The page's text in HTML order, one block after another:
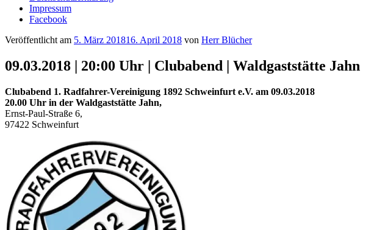
Impressum
Facebook
Veröffentlicht am 5. März 201816. April 2018 von Herr Blücher
09.03.2018 | 20:00 Uhr | Clubabend | Waldgaststätte Jahn
Clubabend 1. Radfahrer-Vereinigung 1892 Schweinfurt e.V. am 09.03.2018
20.00 Uhr in der Waldgaststätte Jahn,
Ernst-Paul-Straße 6,
97422 Schweinfurt